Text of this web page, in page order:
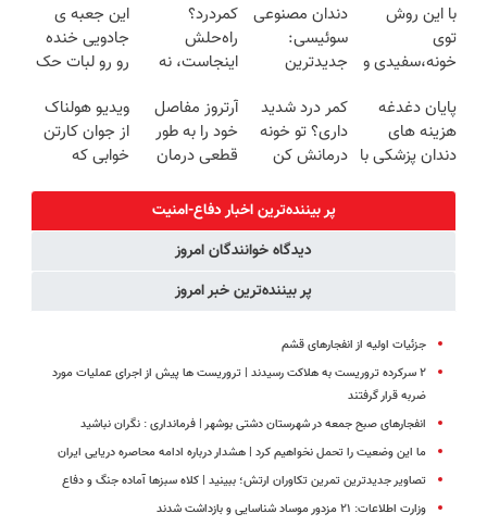
روزه ساخت!
درمان کنی؟
((پرسش‌نامه))
با این روش
توی
خونه،سفیدی و
برگردون
(40%off)
دندان مصنوعی
سوئیسی:
جدیدترین
سبک و مقاوم |
پرداخت قسطی
کمردرد؟
راه‌حلش
اینجاست، نه
این جعبه ی
جادویی خنده
رو رو لبات حک
خرید40%تخفیف
پایان دغدغه
هزینه های
دندان پزشکی با
کمر درد شدید
داری؟ تو خونه
درمانش کن
رو پرکن)
آرتروز مفاصل
خود را به طور
قطعی درمان
◗پرسش‌نامه◖
ویدیو هولناک
از جوان کارتن
خوابی که
پر بیننده‌ترین اخبار دفاع-امنیت
دیدگاه خوانندگان امروز
پر بیننده‌ترین خبر امروز
جزئیات اولیه از انفجارهای قشم
۲ سرکرده تروریست به هلاکت رسیدند | تروریست ها پیش از اجرای عملیات مورد
ضربه قرار گرفتند
انفجارهای صبح جمعه در شهرستان دشتی بوشهر | فرمانداری : نگران نباشید
ما این وضعیت را تحمل نخواهیم کرد | هشدار درباره ادامه محاصره دریایی ایران
تصاویر جدیدترین تمرین تکاوران ارتش؛ ببینید | کلاه سبزها آماده جنگ و دفاع
وزارت اطلاعات: ۲۱ مزدور موساد شناسایی و بازداشت شدند